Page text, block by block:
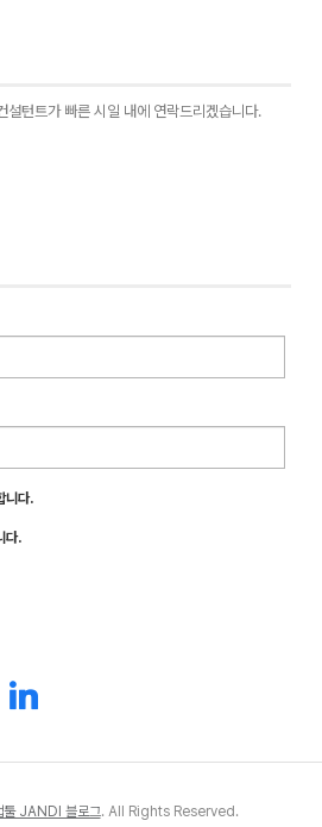
설턴트가 빠른 시일 내에 연락드리겠습니다.
니다.
다.
툴 JANDI 블로그. All Rights Reserved.